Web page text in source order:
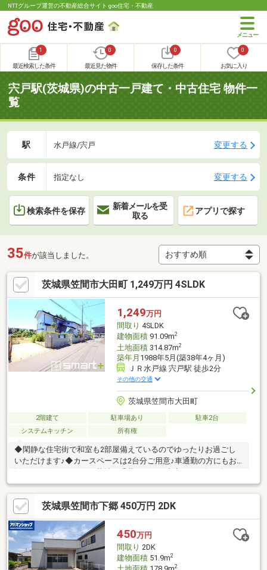
NTTグループ運営の不動産総合サイト goo住宅・不動産
1
最近検索した条件
0
最近見た物件
0
保存した条件
0
お気に入り
宍戸駅(茨城県)の中古一戸建て・中古住宅 物件一
覧
駅 水戸線/宍戸 変更する
条件 指定なし 変更する
検索条件を保存
新着メールを受
取る
アプリで探す
35件が該当しました。
茨城県笠間市大田町 1,249万円 4SLDK
1,249万円
間取り 4SLDK
建物面積91.09m2
土地面積314.87m2
築年月 1988年5月(築38年4ヶ月)
ＪＲ水戸線 宍戸駅 徒歩2分
その他の交通
茨城県笠間市大田町
2階建て 駐車場あり
駐車2台
システムキッチン
所有権
◆閑静な住宅街で和室も2部屋備えているのでゆったりお過ごし
いただけます♪◆カースペースは2台分ご用意♪車通勤の方にもお
取扱い物件／◆スマートプラスでは幅広いエリアで豊富な物件を
ご紹介可能♪◆お客様のご希望に沿うお住まいも弊社ならきっと
見つかります！＼住宅ローンならお任せください！最適な金融機
関をご紹介いたします♪／◆借入がある・転職したて・過去に金
融事故があった・他社様でダメだった・・・◆スマートプラスに
ぜひ一度ご相談ください！通過実績多数ございます♪
茨城県笠間市下郷 450万円 2DK
450万円
間取り 2DK
建物面積51.9m2
2